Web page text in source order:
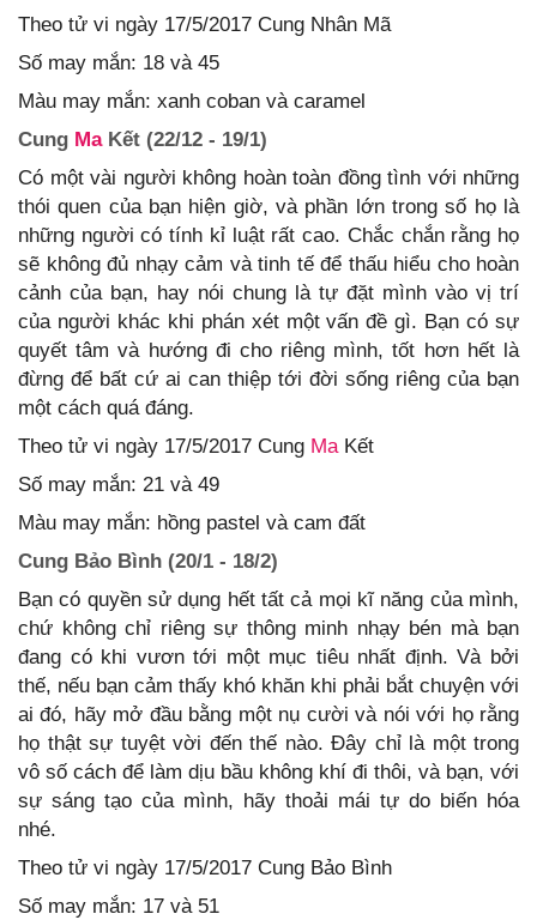
Theo tử vi ngày 17/5/2017 Cung Nhân Mã
Số may mắn: 18 và 45
Màu may mắn: xanh coban và caramel
Cung MaKết (22/12 - 19/1)
Có một vài người không hoàn toàn đồng tình với những
thói quen của bạn hiện giờ, và phần lớn trong số họ là
những người có tính kỉ luật rất cao. Chắc chắn rằng họ
sẽ không đủ nhạy cảm và tinh tế để thấu hiểu cho hoàn
cảnh của bạn, hay nói chung là tự đặt mình vào vị trí
của người khác khi phán xét một vấn đề gì. Bạn có sự
quyết tâm và hướng đi cho riêng mình, tốt hơn hết là
đừng để bất cứ ai can thiệp tới đời sống riêng của bạn
một cách quá đáng.
Theo tử vi ngày 17/5/2017 Cung MaKết
Số may mắn: 21 và 49
Màu may mắn: hồng pastel và cam đất
Cung Bảo Bình (20/1 - 18/2)
Bạn có quyền sử dụng hết tất cả mọi kĩ năng của mình,
chứ không chỉ riêng sự thông minh nhạy bén mà bạn
đang có khi vươn tới một mục tiêu nhất định. Và bởi
thế, nếu bạn cảm thấy khó khăn khi phải bắt chuyện với
ai đó, hãy mở đầu bằng một nụ cười và nói với họ rằng
họ thật sự tuyệt vời đến thế nào. Đây chỉ là một trong
vô số cách để làm dịu bầu không khí đi thôi, và bạn, với
sự sáng tạo của mình, hãy thoải mái tự do biến hóa
nhé.
Theo tử vi ngày 17/5/2017 Cung Bảo Bình
Số may mắn: 17 và 51